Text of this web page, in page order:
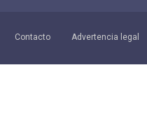
Contacto Advertencia legal